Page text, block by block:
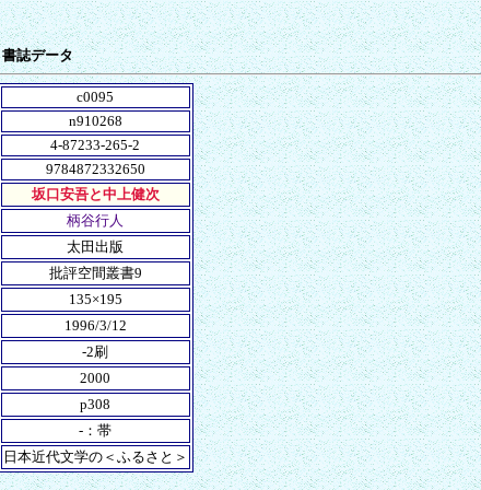
書誌データ
c0095
n910268
4-87233-265-2
9784872332650
坂口安吾と中上健次
柄谷行人
太田出版
批評空間叢書9
135×195
1996/3/12
-2刷
2000
p308
-：帯
日本近代文学の＜ふるさと＞